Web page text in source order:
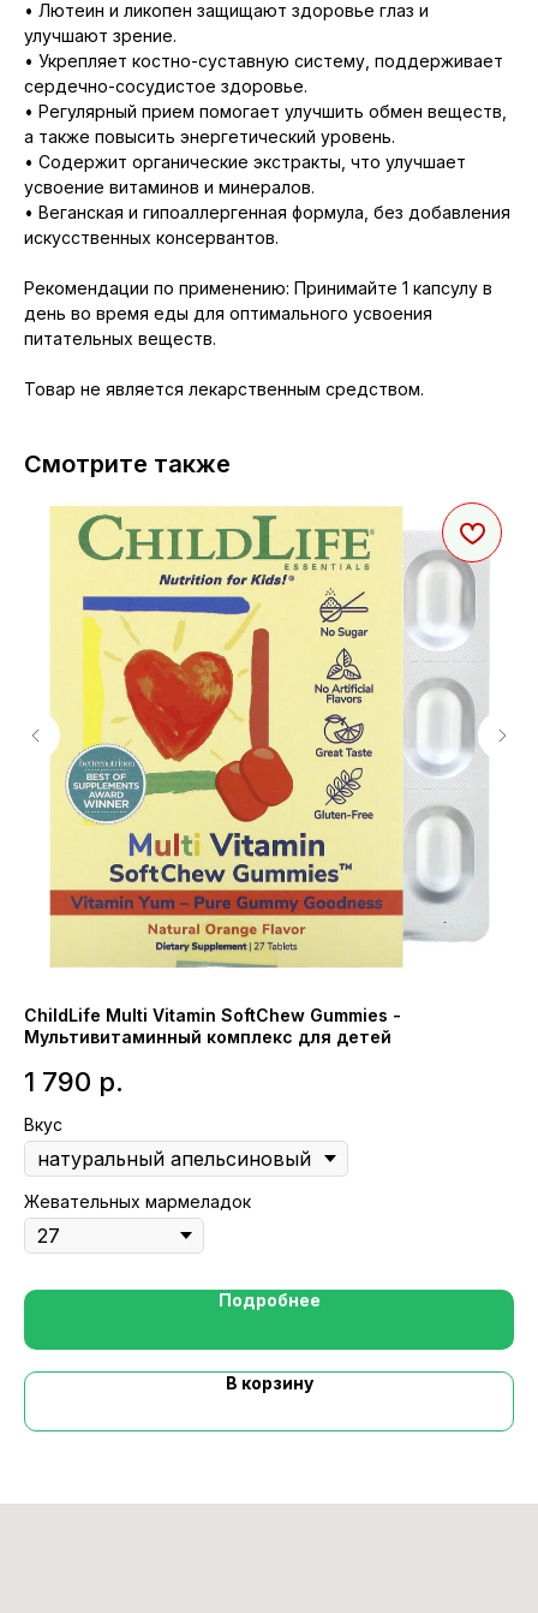
• Лютеин и ликопен защищают здоровье глаз и
улучшают зрение.
• Укрепляет костно-суставную систему, поддерживает
сердечно-сосудистое здоровье.
• Регулярный прием помогает улучшить обмен веществ,
а также повысить энергетический уровень.
• Содержит органические экстракты, что улучшает
усвоение витаминов и минералов.
• Веганская и гипоаллергенная формула, без добавления
искусственных консервантов.
Рекомендации по применению: Принимайте 1 капсулу в
день во время еды для оптимального усвоения
питательных веществ.
Товар не является лекарственным средством.
Смотрите также
ChildLife Multi Vitamin SoftChew Gummies -
Мультивитаминный комплекс для детей
1 790 р.
Вкус
Жевательных мармеладок
Подробнее
В корзину